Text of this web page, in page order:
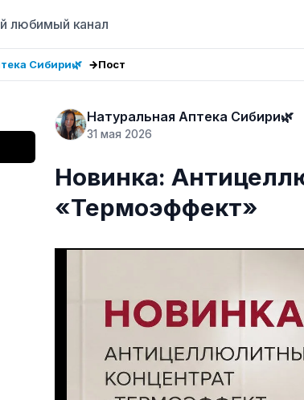
любимый канал
Сибири🌿 Пост
Натуральная Аптека Сибири🌿
31 мая 2026
Новинка:
«Термоэффект»